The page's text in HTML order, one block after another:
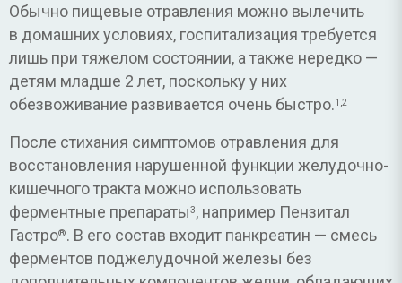
Обычно пищевые отравления можно вылечить
в домашних условиях, госпитализация требуется
лишь при тяжелом состоянии, а также нередко —
детям младше 2 лет, поскольку у них
обезвоживание развивается очень быстро.1,2
После стихания симптомов отравления для
восстановления нарушенной функции желудочно-
кишечного тракта можно использовать
ферментные препараты3, например Пензитал
Гастро®. В его состав входит панкреатин — смесь
ферментов поджелудочной железы без